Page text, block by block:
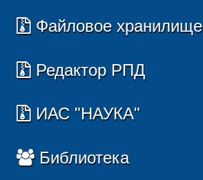
Файловое хранилище
Редактор РПД
ИАС "НАУКА"
Библиотека